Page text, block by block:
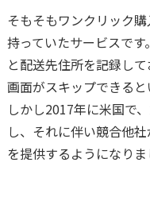
そもそもワンクリック
持っていたサービスで
と配送先住所を記録し
画面がスキップできると
しかし2017年に米国で
し、それに伴い競合他
を提供するようになりま